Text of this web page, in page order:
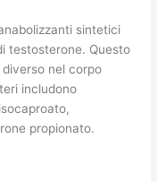
sintetici
testosterone. Questo
nel corpo
includono
propionato.